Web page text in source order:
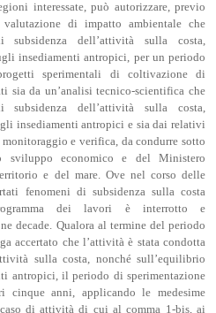
interessate, può autorizzare, previo
di impatto ambientale che
dell’attività sulla costa,
insediamenti antropici, per un periodo
sperimentali di coltivazione di
sia da un’analisi tecnico-scientifica che
dell’attività sulla costa,
insediamenti antropici e sia dai relativi
e verifica, da condurre sotto
economico e del Ministero
e del mare. Ove nel corso delle
fenomeni di subsidenza sulla costa
dei lavori è interrotto e
decade. Qualora al termine del periodo
accertato che l’attività è stata condotta
sulla costa, nonché sull’equilibrio
antropici, il periodo di sperimentazione
cinque anni, applicando le medesime
di attività di cui al comma 1-bis, ai